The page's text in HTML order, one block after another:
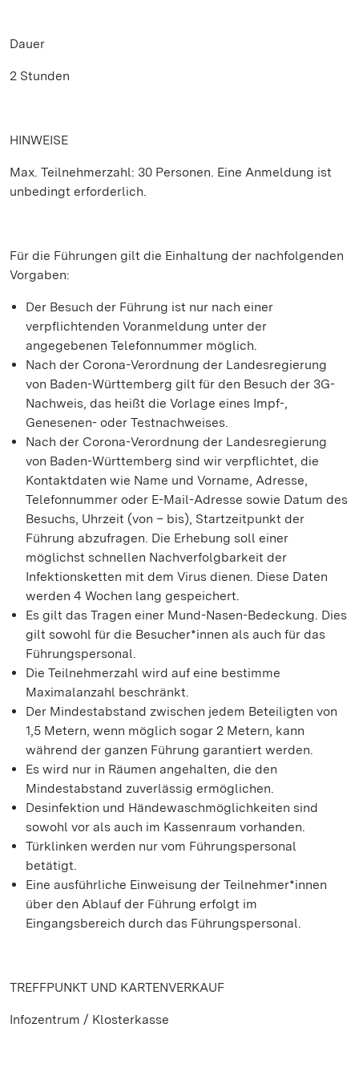
Dauer
2 Stunden
HINWEISE
Max. Teilnehmerzahl: 30 Personen. Eine Anmeldung ist
unbedingt erforderlich.
Für die Führungen gilt die Einhaltung der nachfolgenden
Vorgaben:
Der Besuch der Führung ist nur nach einer
verpflichtenden Voranmeldung unter der
angegebenen Telefonnummer möglich.
Nach der Corona-Verordnung der Landesregierung
von Baden-Württemberg gilt für den Besuch der 3G-
Nachweis, das heißt die Vorlage eines Impf-,
Genesenen- oder Testnachweises.
Nach der Corona-Verordnung der Landesregierung
von Baden-Württemberg sind wir verpflichtet, die
Kontaktdaten wie Name und Vorname, Adresse,
Telefonnummer oder E-Mail-Adresse sowie Datum des
Besuchs, Uhrzeit (von – bis), Startzeitpunkt der
Führung abzufragen. Die Erhebung soll einer
möglichst schnellen Nachverfolgbarkeit der
Infektionsketten mit dem Virus dienen. Diese Daten
werden 4 Wochen lang gespeichert.
Es gilt das Tragen einer Mund-Nasen-Bedeckung. Dies
gilt sowohl für die Besucher*innen als auch für das
Führungspersonal.
Die Teilnehmerzahl wird auf eine bestimme
Maximalanzahl beschränkt.
Der Mindestabstand zwischen jedem Beteiligten von
1,5 Metern, wenn möglich sogar 2 Metern, kann
während der ganzen Führung garantiert werden.
Es wird nur in Räumen angehalten, die den
Mindestabstand zuverlässig ermöglichen.
Desinfektion und Händewaschmöglichkeiten sind
sowohl vor als auch im Kassenraum vorhanden.
Türklinken werden nur vom Führungspersonal
betätigt.
Eine ausführliche Einweisung der Teilnehmer*innen
über den Ablauf der Führung erfolgt im
Eingangsbereich durch das Führungspersonal.
TREFFPUNKT UND KARTENVERKAUF
Infozentrum / Klosterkasse